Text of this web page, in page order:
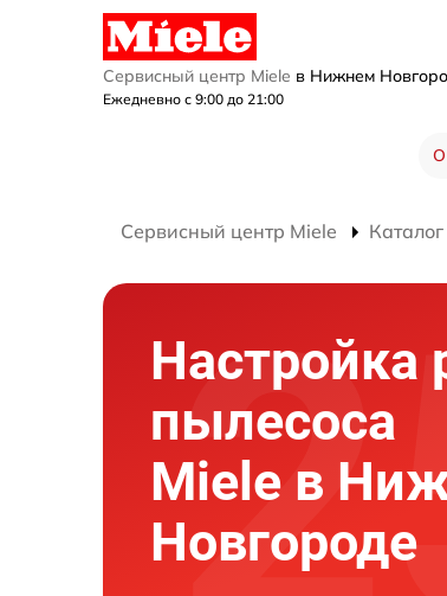
Сервисный центр Miele в Нижнем
Ежедневно с 9:00 до 21:00
О
Сервисный центр Miele
Настройка
пылесоса
Miele в
Новгороде